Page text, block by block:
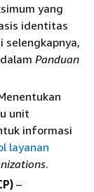
yang
identitas
selengkapnya,
dalam Panduan
unit
informasi
layanan
.
–